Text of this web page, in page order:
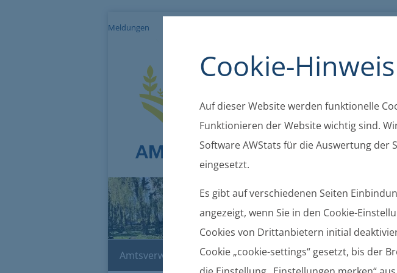
Cookie-Hinweis
Auf dieser Website werden funktionelle
Funktionieren der Website wichtig sind.
Software AWStats für die Auswertung der
eingesetzt.
Es gibt auf verschiedenen Seiten
angezeigt, wenn Sie in den Cookie-
Cookies von Drittanbietern initial
Cookie „cookie-settings“ gesetzt, bis der
Meldungen
Amtsverwaltung Bekanntmachungen Gemeinden